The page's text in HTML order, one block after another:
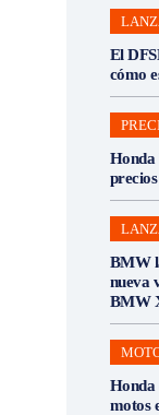
El
cómo
Honda
BMW
nueva
BMW
Honda
motos